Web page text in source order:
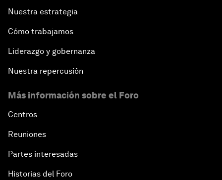
Nuestra estrategia
Cómo trabajamos
Liderazgo y gobernanza
Nuestra repercusión
Más información sobre el Foro
Centros
Reuniones
Partes interesadas
Historias del Foro